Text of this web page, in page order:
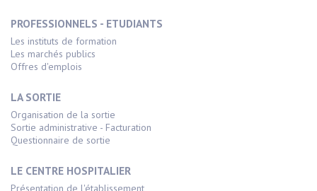
PROFESSIONNELS - ETUDIANTS
Les instituts de formation
Les marchés publics
Offres d'emplois
LA SORTIE
Organisation de la sortie
Sortie administrative - Facturation
Questionnaire de sortie
LE CENTRE HOSPITALIER
Présentation de l'établissement